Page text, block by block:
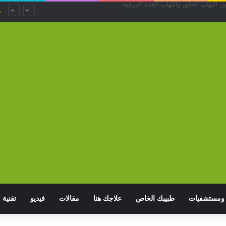
طبيبك الخاص علاجك هنا مقالات فيديو تقنية